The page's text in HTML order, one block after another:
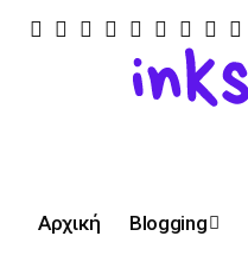
Αρχική Blogging